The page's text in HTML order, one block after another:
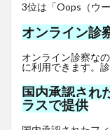
3位は「Oops（ウ
オンライン診
オンライン診察な
に利用できます。
国内承認され
ラスで提供